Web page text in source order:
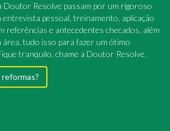
Doutor Resolve passam por um rigoroso
entrevista pessoal, treinamento, aplicação
referências e antecedentes checados, além
área, tudo isso para fazer um ótimo
tranquilo, chame a Doutor Resolve.